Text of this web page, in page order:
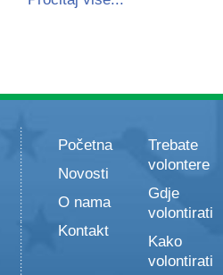
Početna
Novosti
O nama
Kontakt
Trebate
volontere
Gdje
volontirati
Kako
volontirati